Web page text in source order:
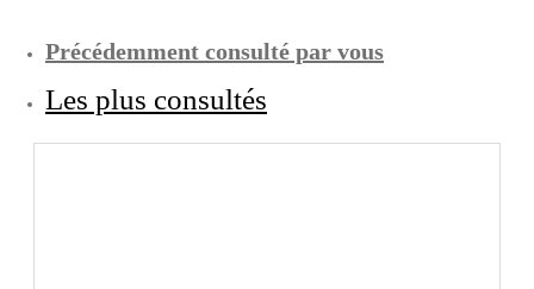
Précédemment consulté par vous
Les plus consultés